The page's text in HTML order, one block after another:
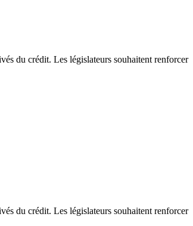
du crédit. Les législateurs souhaitent renforcer
du crédit. Les législateurs souhaitent renforcer